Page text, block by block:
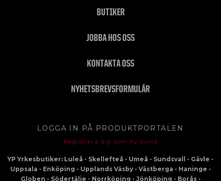
BUTIKER
JOBBA HOS OSS
KONTAKTA OSS
NYHETSBREVSFORMULÄR
LOGGA IN PÅ PRODUKTPORTALEN
Registrera dig som ny kund
YP Yrkesbutiker: Luleå - Skellefteå - Umeå - Sundsvall - Gävle -
Uppsala - Enköping - Upplands Väsby - Västberga - Haninge -
Globen - Södertälje - Norrköping - Jönköping - Borås -